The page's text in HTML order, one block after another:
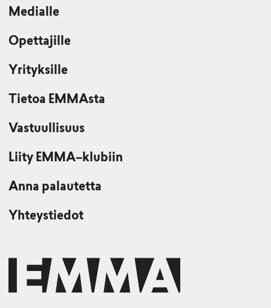
Medialle
Opettajille
Yrityksille
Tietoa EMMAsta
Vastuullisuus
Liity EMMA–klubiin
Anna palautetta
Yhteystiedot